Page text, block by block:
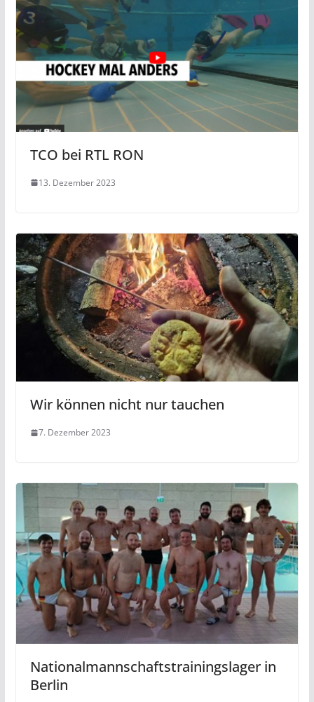
TCO bei RTL RON
13. Dezember 2023
Wir können nicht nur tauchen
7. Dezember 2023
Nationalmannschaftstrainingslager in
Berlin